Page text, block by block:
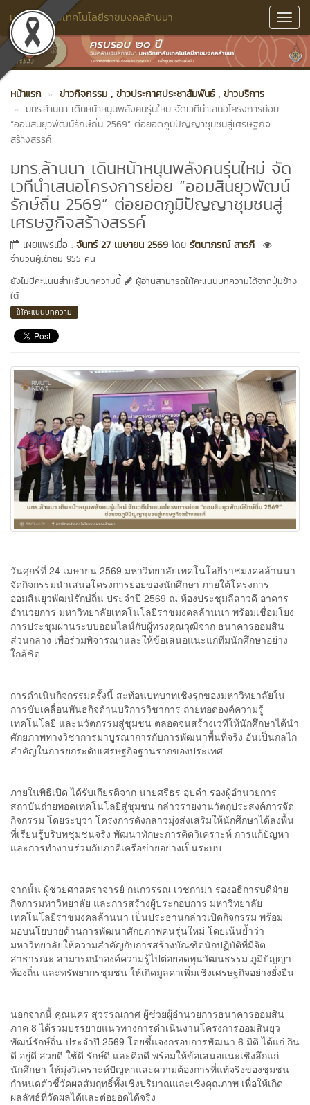
มหาวิทยาลัยเทคโนโลยีราชมงคลล้านนา
หน้าแรก ข่าวกิจกรรม , ข่าวประกาศประชาสัมพันธ์ , ข่าวบริการ
มทร.ล้านนา เดินหน้าหนุนพลังคนรุ่นใหม่ จัดเวทีนำเสนอโครงการย่อย
“ออมสินยุวพัฒน์รักษ์ถิ่น 2569” ต่อยอดภูมิปัญญาชุมชนสู่เศรษฐกิจ
สร้างสรรค์
มทร.ล้านนา เดินหน้าหนุนพลังคนรุ่นใหม่ จัด
เวทีนำเสนอโครงการย่อย “ออมสินยุวพัฒน์
รักษ์ถิ่น 2569” ต่อยอดภูมิปัญญาชุมชนสู่
เศรษฐกิจสร้างสรรค์
เผยแพร่เมื่อ : จันทร์ 27 เมษายน 2569 โดย รัตนาภรณ์ สารภี
จำนวนผู้เข้าชม 955 คน
ยังไม่มีคะแนนสำหรับบทความนี้
ผู้อ่านสามารถให้คะแนนบทความได้จากปุ่มข้าง
ใต้
ให้คะแนนบทความ
วันศุกร์ที่ 24 เมษายน 2569 มหาวิทยาลัยเทคโนโลยีราชมงคลล้านนา
จัดกิจกรรมนำเสนอโครงการย่อยของนักศึกษา ภายใต้โครงการ
ออมสินยุวพัฒน์รักษ์ถิ่น ประจำปี 2569 ณ ห้องประชุมลีลาวดี อาคาร
อำนวยการ มหาวิทยาลัยเทคโนโลยีราชมงคลล้านนา พร้อมเชื่อมโยง
การประชุมผ่านระบบออนไลน์กับผู้ทรงคุณวุฒิจาก ธนาคารออมสิน
ส่วนกลาง เพื่อร่วมพิจารณาและให้ข้อเสนอแนะแก่ทีมนักศึกษาอย่าง
ใกล้ชิด
การดำเนินกิจกรรมครั้งนี้ สะท้อนบทบาทเชิงรุกของมหาวิทยาลัยใน
การขับเคลื่อนพันธกิจด้านบริการวิชาการ ถ่ายทอดองค์ความรู้
เทคโนโลยี และนวัตกรรมสู่ชุมชน ตลอดจนสร้างเวทีให้นักศึกษาได้นำ
ศักยภาพทางวิชาการมาบูรณาการกับการพัฒนาพื้นที่จริง อันเป็นกลไก
สำคัญในการยกระดับเศรษฐกิจฐานรากของประเทศ
ภายในพิธีเปิด ได้รับเกียรติจาก นายศรีธร อุปคำ รองผู้อำนวยการ
สถาบันถ่ายทอดเทคโนโลยีสู่ชุมชน กล่าวรายงานวัตถุประสงค์การจัด
กิจกรรม โดยระบุว่า โครงการดังกล่าวมุ่งส่งเสริมให้นักศึกษาได้ลงพื้น
ที่เรียนรู้บริบทชุมชนจริง พัฒนาทักษะการคิดวิเคราะห์ การแก้ปัญหา
และการทำงานร่วมกับภาคีเครือข่ายอย่างเป็นระบบ
จากนั้น ผู้ช่วยศาสตราจารย์ กนกวรรณ เวชกามา รองอธิการบดีฝ่าย
กิจการมหาวิทยาลัย และการสร้างผู้ประกอบการ มหาวิทยาลัย
เทคโนโลยีราชมงคลล้านนา เป็นประธานกล่าวเปิดกิจกรรม พร้อม
มอบนโยบายด้านการพัฒนาศักยภาพคนรุ่นใหม่ โดยเน้นย้ำว่า
มหาวิทยาลัยให้ความสำคัญกับการสร้างบัณฑิตนักปฏิบัติที่มีจิต
สาธารณะ สามารถนำองค์ความรู้ไปต่อยอดทุนวัฒนธรรม ภูมิปัญญา
ท้องถิ่น และทรัพยากรชุมชน ให้เกิดมูลค่าเพิ่มเชิงเศรษฐกิจอย่างยั่งยืน
นอกจากนี้ คุณนคร สุวรรณกาศ ผู้ช่วยผู้อำนวยการธนาคารออมสิน
ภาค 8 ได้ร่วมบรรยายแนวทางการดำเนินงานโครงการออมสินยุว
พัฒน์รักษ์ถิ่น ประจำปี 2569 โดยชี้แจงกรอบการพัฒนา 6 มิติ ได้แก่ กิน
ดี อยู่ดี สวยดี ใช้ดี รักษ์ดี และคิดดี พร้อมให้ข้อเสนอแนะเชิงลึกแก่
นักศึกษา ให้มุ่งวิเคราะห์ปัญหาและความต้องการที่แท้จริงของชุมชน
กำหนดตัวชี้วัดผลสัมฤทธิ์ทั้งเชิงปริมาณและเชิงคุณภาพ เพื่อให้เกิด
ผลลัพธ์ที่วัดผลได้และต่อยอดได้จริง